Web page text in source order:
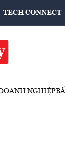
TECH CONNECT
NGHIỆP